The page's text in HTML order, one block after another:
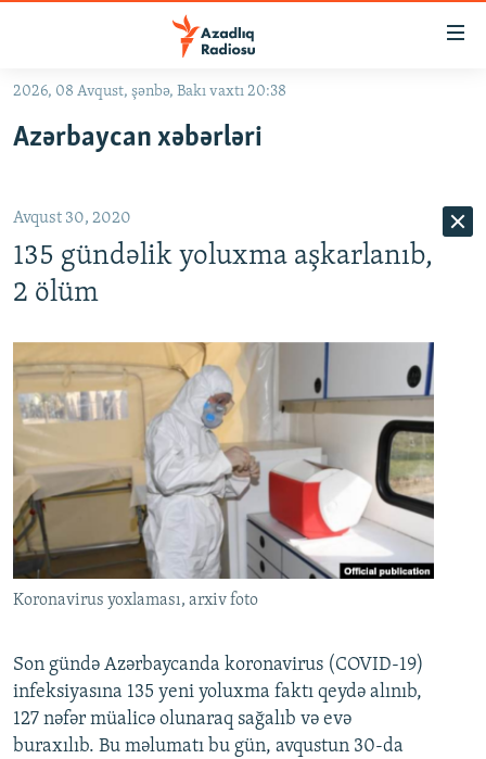
Əsas
qayıt
qayıt
Axtarışa
#ƏSLINDƏ
FƏRQƏ BAX
ARAŞDIRMA
MULTIMEDIA
VIDEO
FOTOQALEREYA
İNFOQRAFIKA
KARIKATURA
RADIO ARXIV
OXU ZALI
AZƏRBAYCAN ƏDƏBIYYATI KITABXANASI
İSLAM VƏ DEMOKRATIYA
HAQQIMIZDA
MISSIYAMIZ
PEŞƏ ETIKASI VƏ JURNALISTIKA STANDARTLARIMIZ
BIZIMLƏ ƏLAQƏ
XƏBƏR BÜLLETENLƏRIMIZ
BIZI IZLƏ
2026, 08 Avqust, şənbə, Bakı vaxtı 20:38
Azərbaycan xəbərləri
Avqust 30, 2020
135 gündəlik yoluxma aşkarlanıb,
2 ölüm
Koronavirus yoxlaması, arxiv foto
Son gündə Azərbaycanda koronavirus (COVID-19)
infeksiyasına 135 yeni yoluxma faktı qeydə alınıb,
127 nəfər müalicə olunaraq sağalıb və evə
buraxılıb. Bu məlumatı bu gün, avqustun 30-da